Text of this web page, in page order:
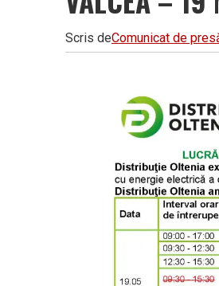
Vâlcea
Scris deComunicat de